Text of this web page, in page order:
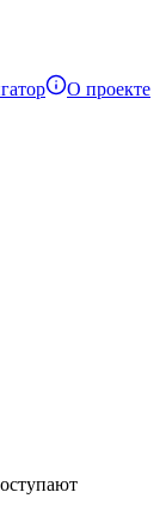
О проекте